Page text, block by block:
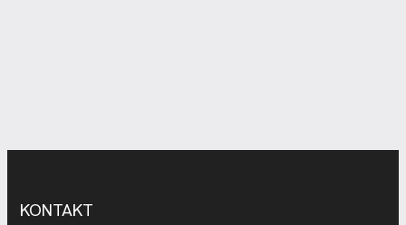
KONTAKT